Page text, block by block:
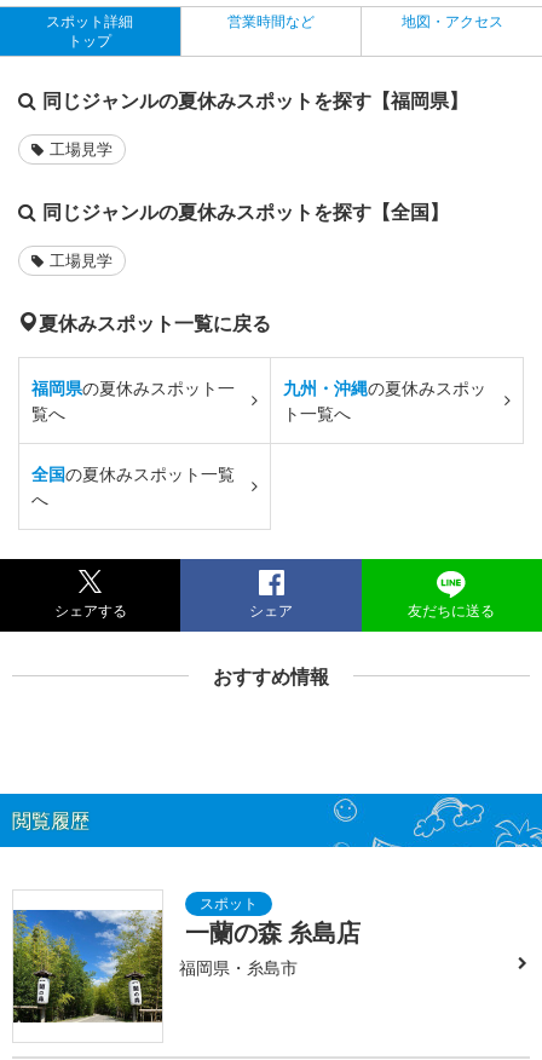
スポット詳細
トップ
営業時間など 地図・アクセス
同じジャンルの夏休みスポットを探す【福岡県】
工場見学
同じジャンルの夏休みスポットを探す【全国】
工場見学
夏休みスポット一覧に戻る
福岡県の夏休みスポット一
覧へ
九州・沖縄の夏休みスポッ
ト一覧へ
全国の夏休みスポット一覧
へ
シェアする シェア 友だちに送る
おすすめ情報
閲覧履歴
一蘭の森 糸島店
福岡県・糸島市